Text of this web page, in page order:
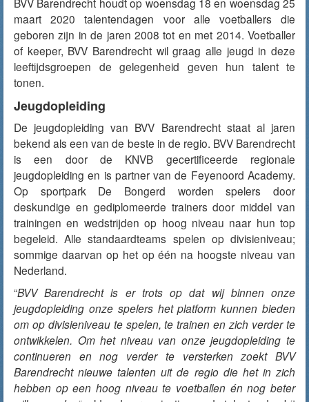
maart 2020 talentendagen voor alle voetballers die
geboren zijn in de jaren 2008 tot en met 2014. Voetballer
of keeper, BVV Barendrecht wil graag alle jeugd in deze
leeftijdsgroepen de gelegenheid geven hun talent te
tonen.
Jeugdopleiding
De jeugdopleiding van BVV Barendrecht staat al jaren
bekend als een van de beste in de regio. BVV Barendrecht
is een door de KNVB gecertificeerde regionale
jeugdopleiding en is partner van de Feyenoord Academy.
Op sportpark De Bongerd worden spelers door
deskundige en gediplomeerde trainers door middel van
trainingen en wedstrijden op hoog niveau naar hun top
begeleid. Alle standaardteams spelen op divisieniveau;
sommige daarvan op het op één na hoogste niveau van
Nederland.
“BVV Barendrecht is er trots op dat wij binnen onze
jeugdopleiding onze spelers het platform kunnen bieden
om op divisieniveau te spelen, te trainen en zich verder te
ontwikkelen. Om het niveau van onze jeugdopleiding te
continueren en nog verder te versterken zoekt BVV
Barendrecht nieuwe talenten uit de regio die het in zich
hebben op een hoog niveau te voetballen én nog beter